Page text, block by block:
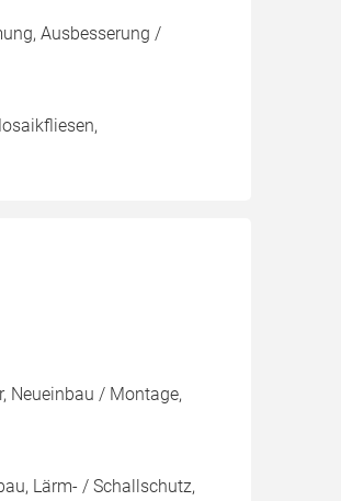
Ausbesserung /
Neueinbau / Montage,
Lärm- / Schallschutz,